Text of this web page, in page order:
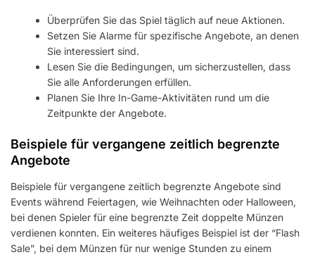
Überprüfen Sie das Spiel täglich auf neue Aktionen.
Setzen Sie Alarme für spezifische Angebote, an denen
Sie interessiert sind.
Lesen Sie die Bedingungen, um sicherzustellen, dass
Sie alle Anforderungen erfüllen.
Planen Sie Ihre In-Game-Aktivitäten rund um die
Zeitpunkte der Angebote.
Beispiele für vergangene zeitlich begrenzte
Angebote
Beispiele für vergangene zeitlich begrenzte Angebote sind
Events während Feiertagen, wie Weihnachten oder Halloween,
bei denen Spieler für eine begrenzte Zeit doppelte Münzen
verdienen konnten. Ein weiteres häufiges Beispiel ist der “Flash
Sale”, bei dem Münzen für nur wenige Stunden zu einem